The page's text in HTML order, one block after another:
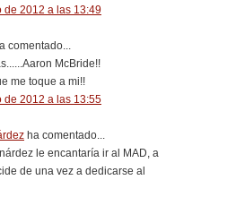
de 2012 a las 13:49
comentado...
McBride!!
me toque a mi!!
de 2012 a las 13:55
ha comentado...
le encantaría ir al MAD, a
de una vez a dedicarse al